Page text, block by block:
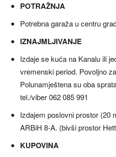
POTRAŽNJA
Potrebna garaža u centru
IZNAJMLJIVANJE
Izdaje se kuća na Kanalu ili
vremenski period. Povoljno
Polunamještena su oba
tel./viber 062 085 991
Izdajem poslovni prostor (20
ARBiH 8-A. (bivši prostor
KUPOVINA